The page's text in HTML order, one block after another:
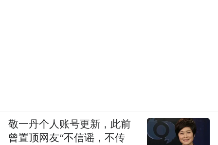
敬一丹个人账号更新，此前
曾置顶网友“不信谣，不传